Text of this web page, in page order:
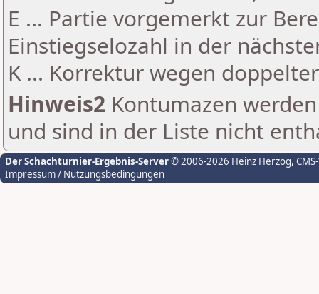
E ... Partie vorgemerkt zur
Einstiegselozahl in der
K ... Korrektur wegen
Hinweis2 Kontumazen
und sind in der Liste nicht
Der Schachturnier-Ergebnis-Server© 2006-2026 Heinz Herzog,
Impressum / Nutzungsbedingungen